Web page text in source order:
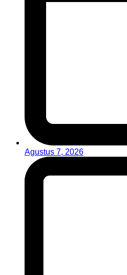
Agustus 7, 2026